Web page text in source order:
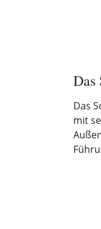
Das
Das
mit